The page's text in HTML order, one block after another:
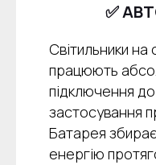
✅
Світильники
працюють
підключення
застосування
Батарея
енергію